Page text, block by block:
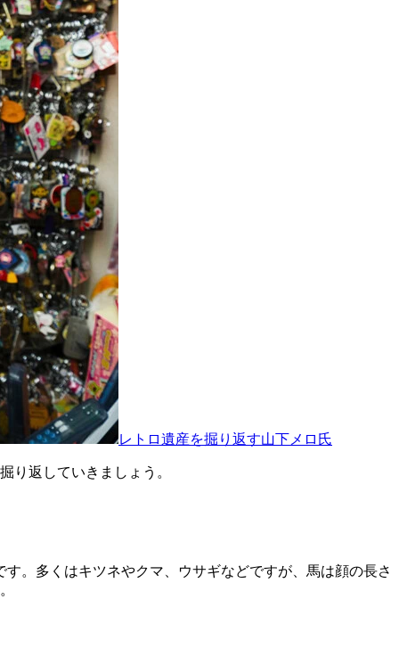
レトロ遺産を掘り返す山下メロ氏
り返していきましょう。
。多くはキツネやクマ、ウサギなどですが、馬は顔の長さ